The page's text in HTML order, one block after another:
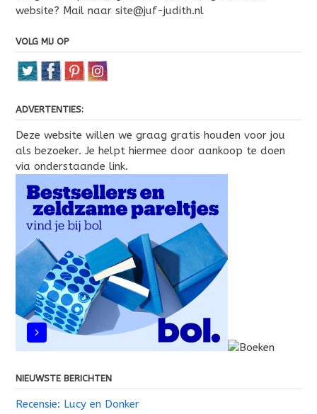
website? Mail naar site@juf-judith.nl
VOLG MIJ OP
ADVERTENTIES:
Deze website willen we graag gratis houden voor jou
als bezoeker. Je helpt hiermee door aankoop te doen
via onderstaande link.
NIEUWSTE BERICHTEN
Recensie: Lucy en Donker